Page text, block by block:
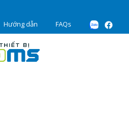
Hướng dẫn FAQs